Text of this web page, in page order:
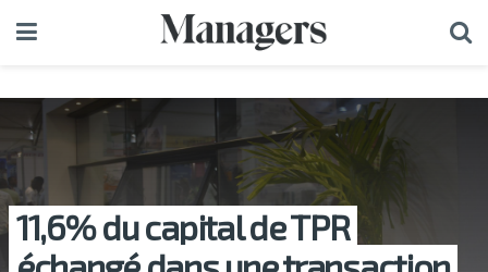
11,6% du capital de TPR